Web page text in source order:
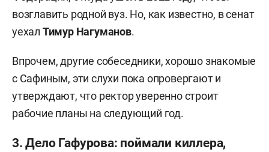
возглавить родной вуз. Но, как известно, в сенат
уехал Тимур Нагуманов.
Впрочем, другие собеседники, хорошо знакомые
с Сафиным, эти слухи пока опровергают и
утверждают, что ректор уверенно строит
рабочие планы на следующий год.
3. Дело Гафурова: поймали киллера,